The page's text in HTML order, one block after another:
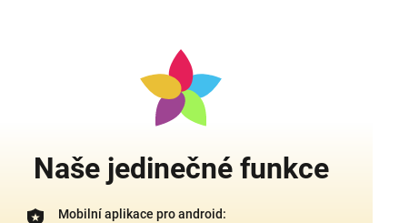
Naše jedinečné funkce
Mobilní aplikace pro android: